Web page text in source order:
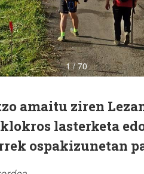
amaitu ziren
lasterketa
ospakizunetan